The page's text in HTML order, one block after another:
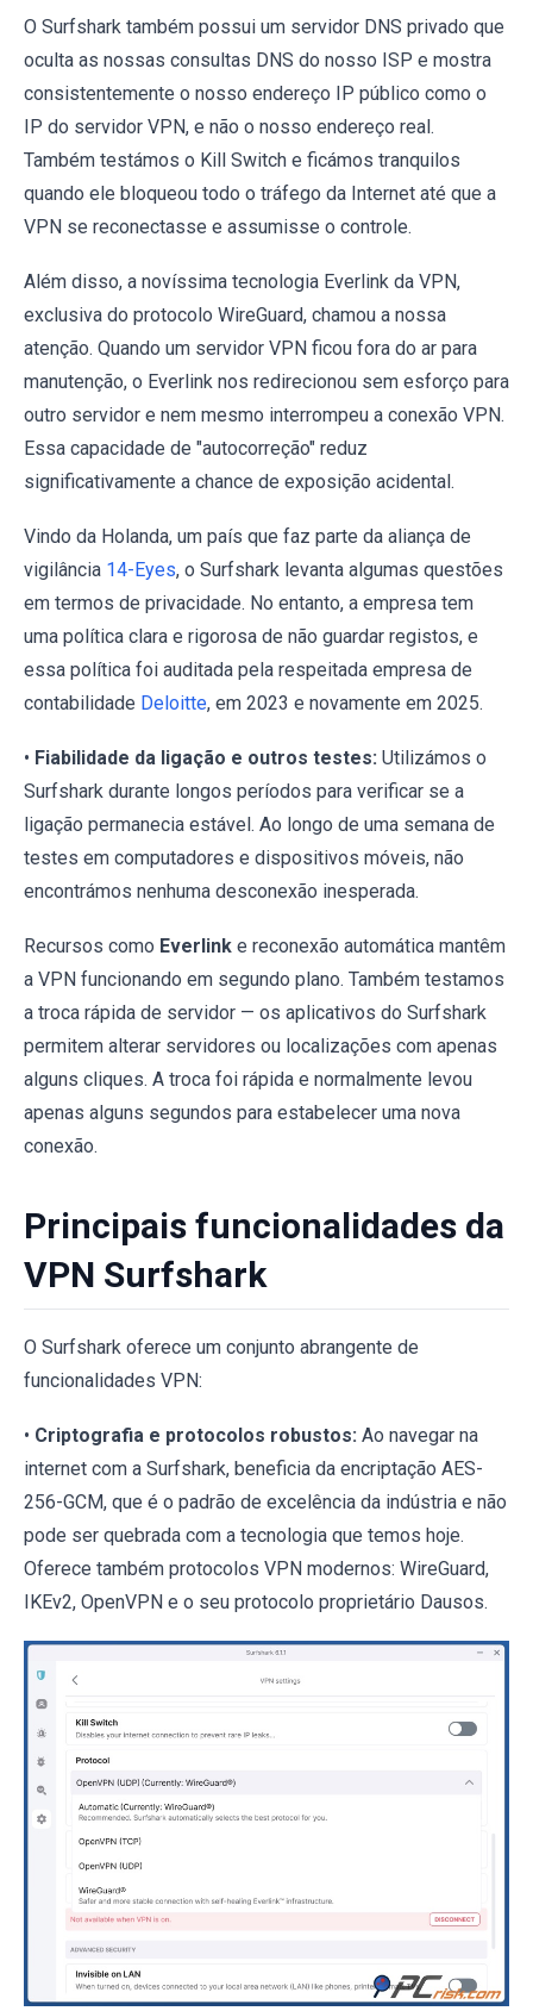
O Surfshark também possui um servidor DNS privado que
oculta as nossas consultas DNS do nosso ISP e mostra
consistentemente o nosso endereço IP público como o
IP do servidor VPN, e não o nosso endereço real.
Também testámos o Kill Switch e ficámos tranquilos
quando ele bloqueou todo o tráfego da Internet até que a
VPN se reconectasse e assumisse o controle.
Além disso, a novíssima tecnologia Everlink da VPN,
exclusiva do protocolo WireGuard, chamou a nossa
atenção. Quando um servidor VPN ficou fora do ar para
manutenção, o Everlink nos redirecionou sem esforço para
outro servidor e nem mesmo interrompeu a conexão VPN.
Essa capacidade de "autocorreção" reduz
significativamente a chance de exposição acidental.
Vindo da Holanda, um país que faz parte da aliança de
vigilância 14-Eyes, o Surfshark levanta algumas questões
em termos de privacidade. No entanto, a empresa tem
uma política clara e rigorosa de não guardar registos, e
essa política foi auditada pela respeitada empresa de
contabilidade Deloitte, em 2023 e novamente em 2025.
• Fiabilidade da ligação e outros testes: Utilizámos o
Surfshark durante longos períodos para verificar se a
ligação permanecia estável. Ao longo de uma semana de
testes em computadores e dispositivos móveis, não
encontrámos nenhuma desconexão inesperada.
Recursos como Everlink e reconexão automática mantêm
a VPN funcionando em segundo plano. Também testamos
a troca rápida de servidor — os aplicativos do Surfshark
permitem alterar servidores ou localizações com apenas
alguns cliques. A troca foi rápida e normalmente levou
apenas alguns segundos para estabelecer uma nova
conexão.
Principais funcionalidades da
VPN Surfshark
O Surfshark oferece um conjunto abrangente de
funcionalidades VPN:
• Criptografia e protocolos robustos: Ao navegar na
internet com a Surfshark, beneficia da encriptação AES-
256-GCM, que é o padrão de excelência da indústria e não
pode ser quebrada com a tecnologia que temos hoje.
Oferece também protocolos VPN modernos: WireGuard,
IKEv2, OpenVPN e o seu protocolo proprietário Dausos.